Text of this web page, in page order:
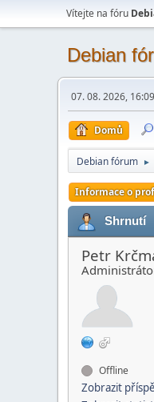
Vítejte na fóru
Debian
07. 08. 2026,
Domů
Debian fórum ►
Informace o
Shrnutí
Petr
Offline
Zobrazit